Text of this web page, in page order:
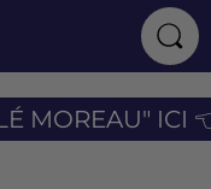
MOREAU" ICI